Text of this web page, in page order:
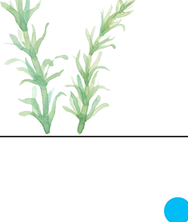
ページの先頭へ